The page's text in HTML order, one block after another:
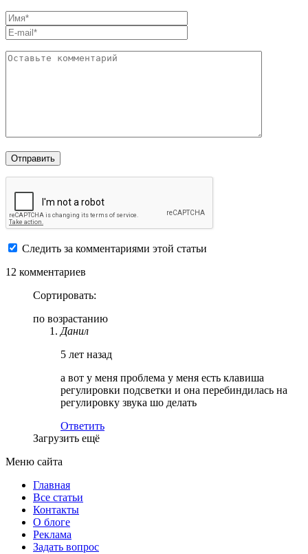
Следить за комментариями этой статьи
12 комментариев
Сортировать:
по возрастанию
Данил
5 лет назад
а вот у меня проблема у меня есть клавиша
регулировки подсветки и она перебиндилась на
регулировку звука шо делать
Ответить
Загрузить ещё
Меню сайта
Главная
Все статьи
Контакты
О блоге
Реклама
Задать вопрос